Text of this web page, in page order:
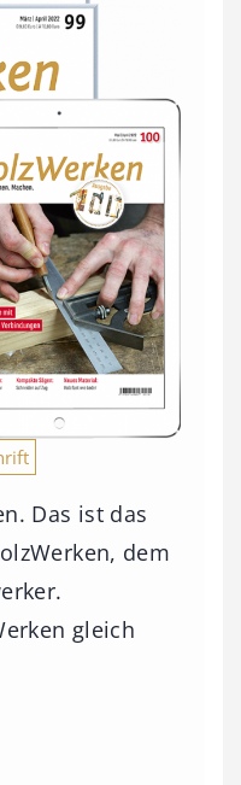
Das ist das
dem
gleich